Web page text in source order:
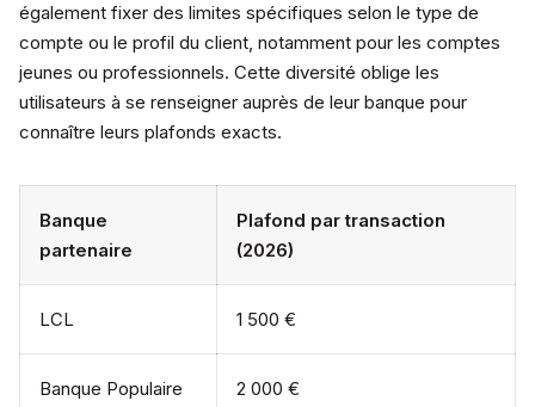
également fixer des limites spécifiques selon le type de
compte ou le profil du client, notamment pour les comptes
jeunes ou professionnels. Cette diversité oblige les
utilisateurs à se renseigner auprès de leur banque pour
connaître leurs plafonds exacts.
Banque
partenaire
Plafond par transaction
(2026)
LCL 1 500 €
Banque Populaire 2 000 €